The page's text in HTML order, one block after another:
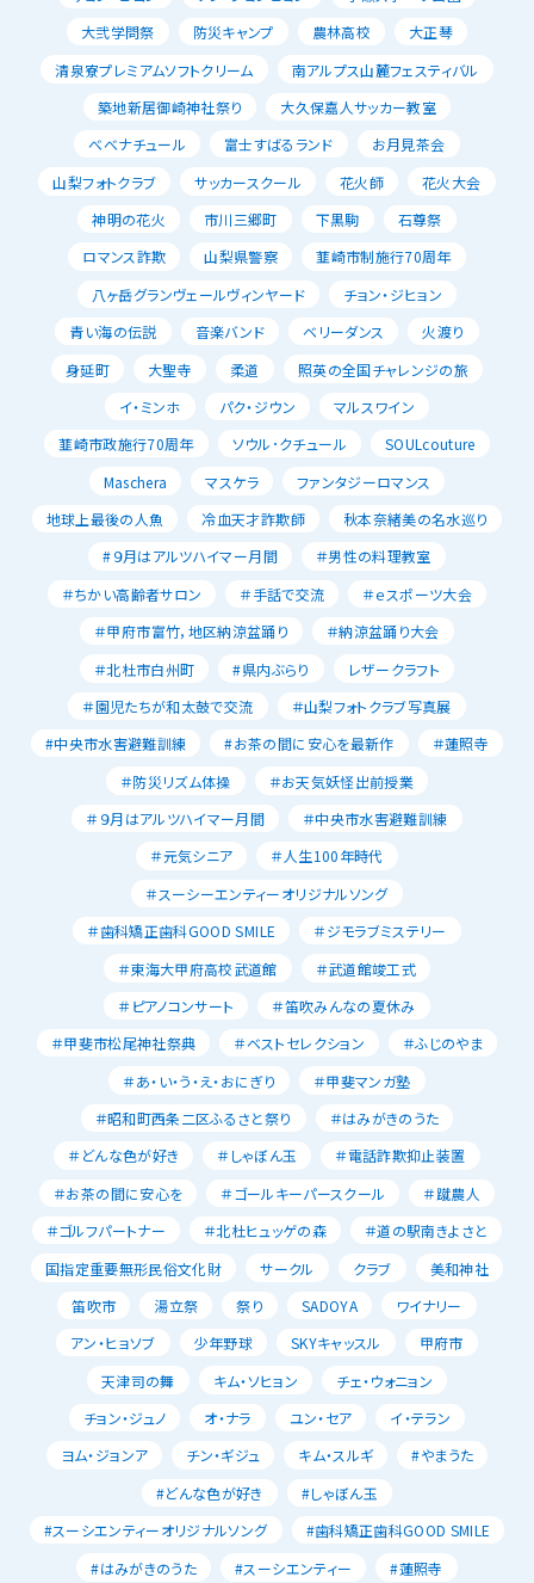
大弐学問祭
防災キャンプ 農林高校
大正琴
清泉寮プレミアムソフトクリーム
南アルプス山麓フェスティバル
築地新居御崎神社祭り
大久保嘉人サッカー教室
べべナチュール
富士すばるランド
お月見茶会
山梨フォトクラブ
サッカースクール 花火師
花火大会
神明の花火
市川三郷町 下黒駒
石尊祭
ロマンス詐欺
山梨県警察
韮崎市制施行70周年
八ヶ岳グランヴェールヴィンヤード
チョン・ジヒョン
青い海の伝説
音楽バンド ベリーダンス
火渡り
身延町
大聖寺 柔道
照英の全国チャレンジの旅
イ・ミンホ
パク・ジウン
マルスワイン
韮崎市政施行70周年
ソウル･クチュール
SOULcouture
Maschera
マスケラ
ファンタジーロマンス
地球上最後の人魚
冷血天才詐欺師
秋本奈緒美の名水巡り
#９月はアルツハイマー月間
＃男性の料理教室
＃ちかい高齢者サロン
＃手話で交流
＃ｅスポーツ大会
＃甲府市富竹，地区納涼盆踊り
＃納涼盆踊り大会
＃北杜市白州町
#県内ぶらり
レザークラフト
＃園児たちが和太鼓で交流
＃山梨フォトクラブ写真展
#中央市水害避難訓練
#お茶の間に安心を最新作
＃蓮照寺
＃防災リズム体操
＃お天気妖怪出前授業
＃９月はアルツハイマー月間
＃中央市水害避難訓練
＃元気シニア
＃人生100年時代
＃スーシーエンティーオリジナルソング
＃歯科矯正歯科GOOD SMILE
＃ジモラブミステリー
＃東海大甲府高校武道館
＃武道館竣工式
＃ピアノコンサート
＃笛吹みんなの夏休み
＃甲斐市松尾神社祭典
＃ベストセレクション
＃ふじのやま
＃あ・い・う・え・おにぎり
＃甲斐マンガ塾
＃昭和町西条二区ふるさと祭り
＃はみがきのうた
＃どんな色が好き
＃しゃぼん玉
＃電話詐欺抑止装置
＃お茶の間に安心を
＃ゴールキーパースクール
＃蹴農人
＃ゴルフパートナー
＃北杜ヒュッゲの森
＃道の駅南きよさと
国指定重要無形民俗文化財
サークル クラブ
美和神社
笛吹市
湯立祭 祭り SADOYA
ワイナリー
アン・ヒョソブ
少年野球 SKYキャッスル
甲府市
天津司の舞
キム・ソヒョン
チェ・ウォニョン
チョン・ジュノ
オ・ナラ ユン・セア
イ・テラン
ヨム・ジョンア
チン・ギジュ キム・スルギ
#やまうた
#どんな色が好き
#しゃぼん玉
#スーシエンティーオリジナルソング
#歯科矯正歯科GOOD SMILE
#はみがきのうた
#スーシエンティー
#蓮照寺